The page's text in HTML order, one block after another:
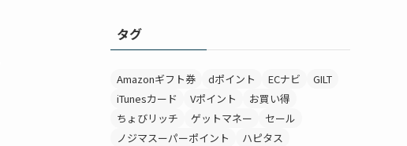
タグ
Amazonギフト券 dポイント ECナビ
GILT
iTunesカード
Vポイント
お買い得
ちょびリッチ
ゲットマネー
セール
ノジマスーパーポイント
ハピタス